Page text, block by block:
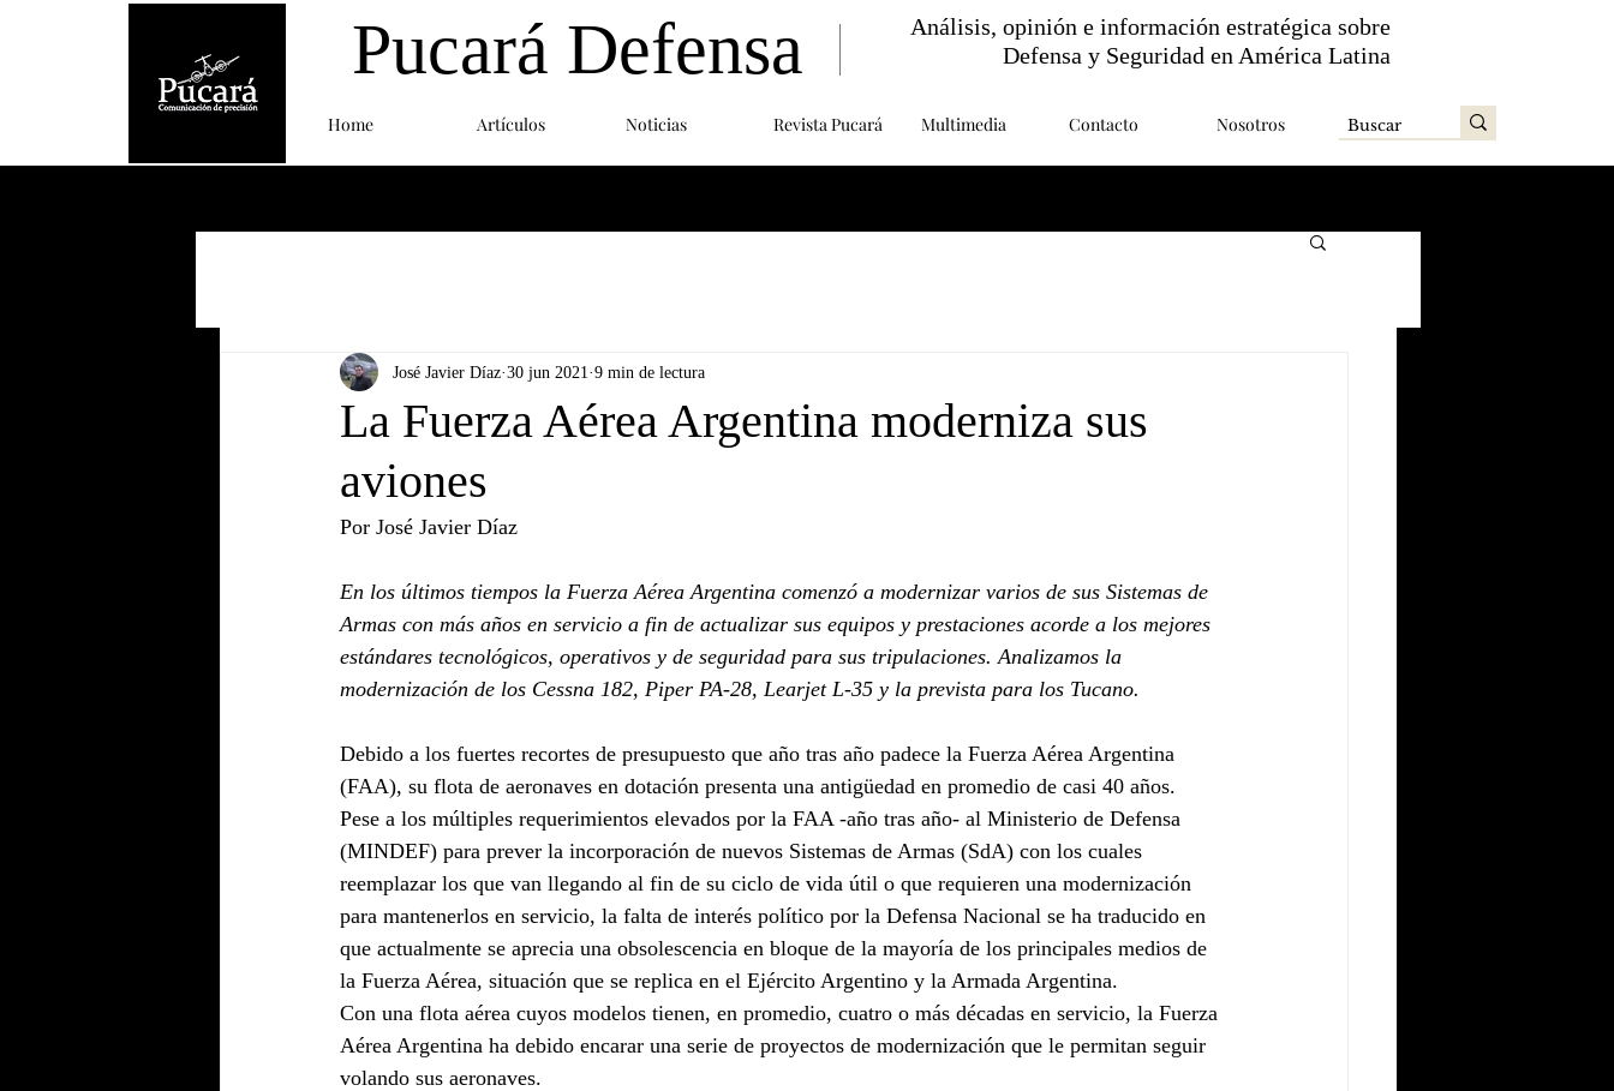
Home Artículos Noticias Revista Pucará Multimedia Contacto Nosotros
Pucará Defensa
Análisis, opinión e información estratégica sobre
Defensa y Seguridad en América Latina
La Fuerza Aérea Argentina moderniza sus
aviones
José Javier Díaz 30 jun 2021 9 min de lectura
Por José Javier Díaz
En los últimos tiempos la Fuerza Aérea Argentina comenzó a modernizar varios de sus Sistemas de
Armas con más años en servicio a fin de actualizar sus equipos y prestaciones acorde a los mejores
estándares tecnológicos, operativos y de seguridad para sus tripulaciones. Analizamos la
modernización de los Cessna 182, Piper PA-28, Learjet L-35 y la prevista para los Tucano.
Debido a los fuertes recortes de presupuesto que año tras año padece la Fuerza Aérea Argentina
(FAA), su flota de aeronaves en dotación presenta una antigüedad en promedio de casi 40 años.
Pese a los múltiples requerimientos elevados por la FAA -año tras año- al Ministerio de Defensa
(MINDEF) para prever la incorporación de nuevos Sistemas de Armas (SdA) con los cuales
reemplazar los que van llegando al fin de su ciclo de vida útil o que requieren una modernización
para mantenerlos en servicio, la falta de interés político por la Defensa Nacional se ha traducido en
que actualmente se aprecia una obsolescencia en bloque de la mayoría de los principales medios de
la Fuerza Aérea, situación que se replica en el Ejército Argentino y la Armada Argentina.
Con una flota aérea cuyos modelos tienen, en promedio, cuatro o más décadas en servicio, la Fuerza
Aérea Argentina ha debido encarar una serie de proyectos de modernización que le permitan seguir
volando sus aeronaves.